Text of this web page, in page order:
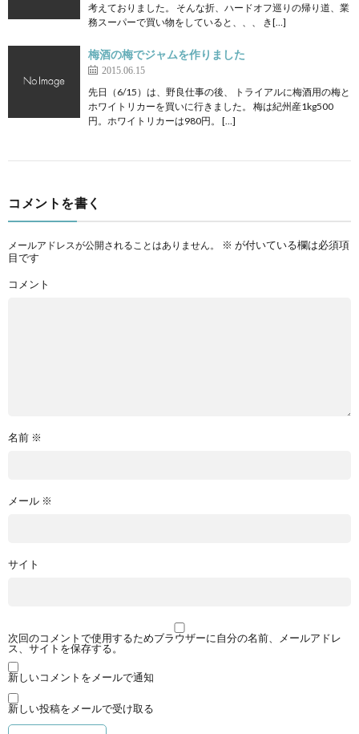
考えておりました。 そんな折、ハードオフ巡りの帰り道、業
務スーパーで買い物をしていると、、、 き[…]
梅酒の梅でジャムを作りました
2015.06.15
先日（6/15）は、野良仕事の後、 トライアルに梅酒用の梅と
ホワイトリカーを買いに行きました。 梅は紀州産1kg500
円。ホワイトリカーは980円。 […]
コメントを書く
メールアドレスが公開されることはありません。 ※ が付いている欄は必須項
目です
コメント
名前 ※
メール ※
サイト
次回のコメントで使用するためブラウザーに自分の名前、メールアドレ
ス、サイトを保存する。
新しいコメントをメールで通知
新しい投稿をメールで受け取る